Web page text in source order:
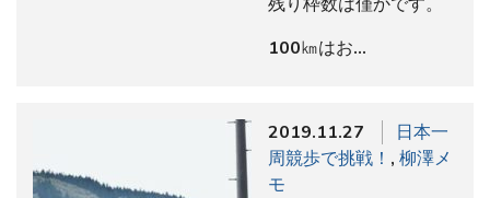
100㎞はお…
2019.11.27
日本一
周競歩で挑戦！ , 柳澤メ
モ